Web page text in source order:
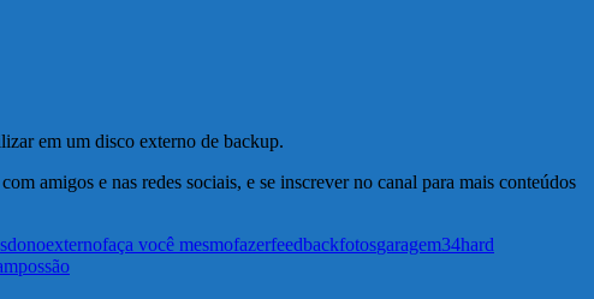
em um disco externo de backup.
amigos e nas redes sociais, e se inscrever no canal para mais conteúdos
donoexternofaça você mesmofazerfeedbackfotosgaragem34hard
são